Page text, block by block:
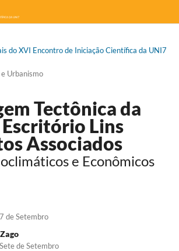
do XVI Encontro de Iniciação Científica da UNI7
Urbanismo
Tectônica da
Lins
Associados
e Econômicos
de Setembro
de Setembro